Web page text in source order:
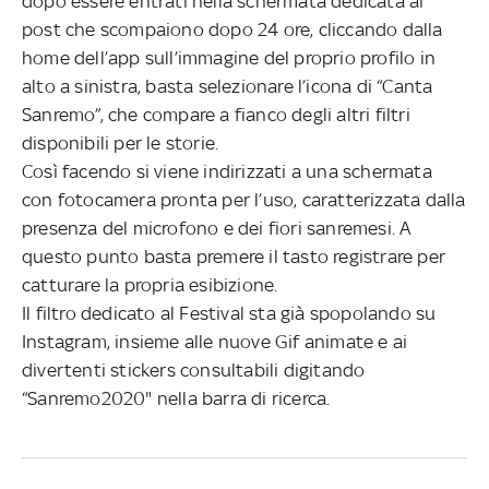
post che scompaiono dopo 24 ore, cliccando dalla
home dell’app sull’immagine del proprio profilo in
alto a sinistra, basta selezionare l’icona di “Canta
Sanremo”, che compare a fianco degli altri filtri
disponibili per le storie.
Così facendo si viene indirizzati a una schermata
con fotocamera pronta per l’uso, caratterizzata dalla
presenza del microfono e dei fiori sanremesi. A
questo punto basta premere il tasto registrare per
catturare la propria esibizione.
Il filtro dedicato al Festival sta già spopolando su
Instagram, insieme alle nuove Gif animate e ai
divertenti stickers consultabili digitando
“Sanremo2020" nella barra di ricerca.